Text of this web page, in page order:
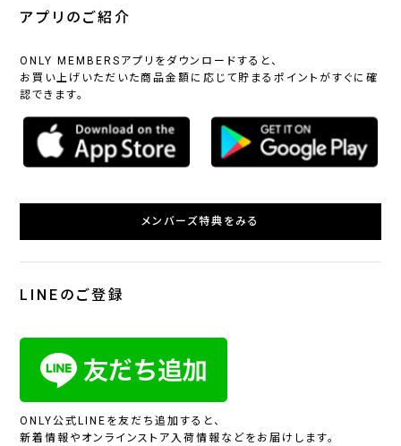
アプリのご紹介
ONLY MEMBERSアプリをダウンロードすると、
お買い上げいただいた商品金額に応じて貯まるポイントがすぐに確
認できます。
メンバーズ特典をみる
LINEのご登録
ONLY公式LINEを友だち追加すると、
新着情報やオンラインストア入荷情報などをお届けします。